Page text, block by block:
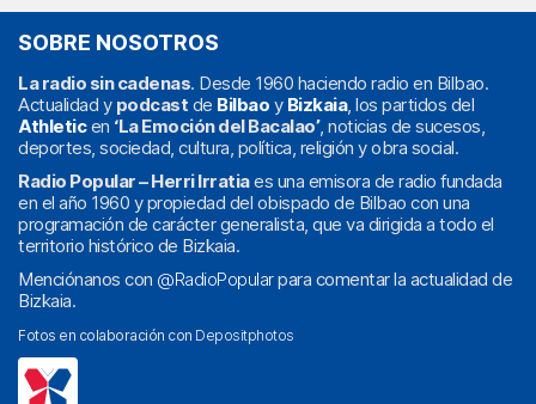
SOBRE NOSOTROS
La radio sin cadenas. Desde 1960 haciendo radio en Bilbao.
Actualidad y podcast de Bilbao y Bizkaia, los partidos del
Athleticen ‘La Emoción del Bacalao’, noticias de sucesos,
deportes, sociedad, cultura, política, religión y obra social.
Radio Popular – Herri Irratiaes una emisora de radio fundada
en el año 1960 y propiedad del obispado de Bilbao con una
programación de carácter generalista, que va dirigida a todo el
territorio histórico de Bizkaia.
Menciónanos con @RadioPopularpara comentar la actualidad de
Bizkaia.
Fotos en colaboración con Depositphotos